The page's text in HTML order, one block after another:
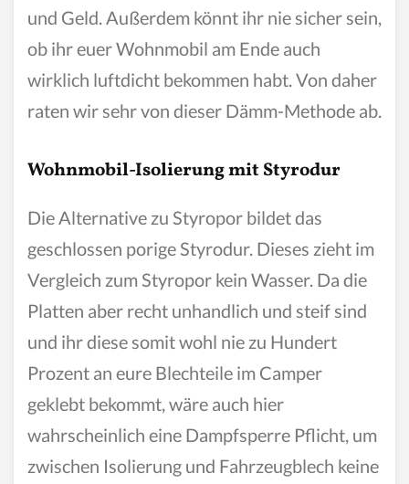
und Geld. Außerdem könnt ihr nie sicher sein,
ob ihr euer Wohnmobil am Ende auch
wirklich luftdicht bekommen habt. Von daher
raten wir sehr von dieser Dämm-Methode ab.
Wohnmobil-Isolierung mit Styrodur
Die Alternative zu Styropor bildet das
geschlossen porige Styrodur. Dieses zieht im
Vergleich zum Styropor kein Wasser. Da die
Platten aber recht unhandlich und steif sind
und ihr diese somit wohl nie zu Hundert
Prozent an eure Blechteile im Camper
geklebt bekommt, wäre auch hier
wahrscheinlich eine Dampfsperre Pflicht, um
zwischen Isolierung und Fahrzeugblech keine